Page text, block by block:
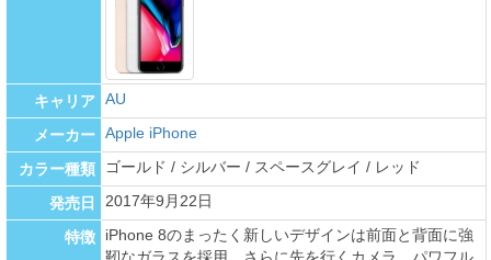
キャリア AU
メーカー Apple iPhone
カラー種類 ゴールド / シルバー / スペースグレイ / レッド
発売日 2017年9月22日
特徴
iPhone 8のまったく新しいデザインは前面と背面に強